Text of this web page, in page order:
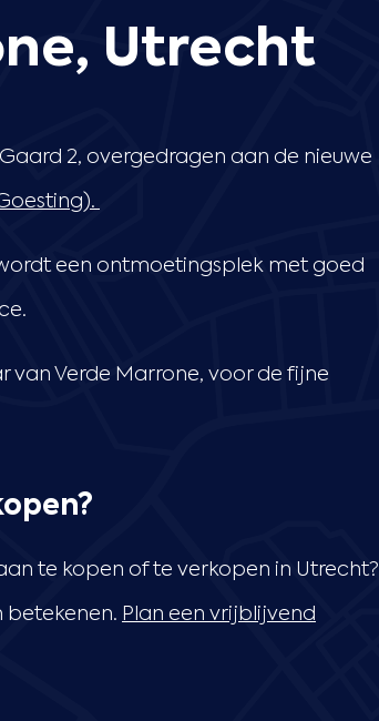
Utrecht
2, overgedragen aan de nieuwe
een ontmoetingsplek met goed
van Verde Marrone, voor de fijne
te kopen of te verkopen in Utrecht?
betekenen. Plan een vrijblijvend